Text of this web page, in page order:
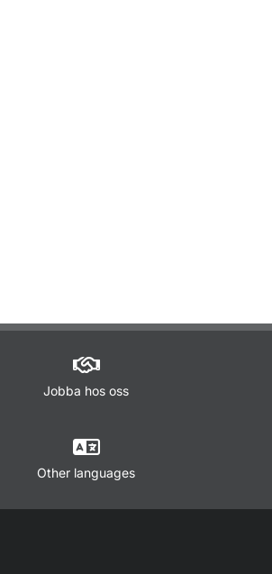
för Trafikregler
Jobba hos oss
Other languages